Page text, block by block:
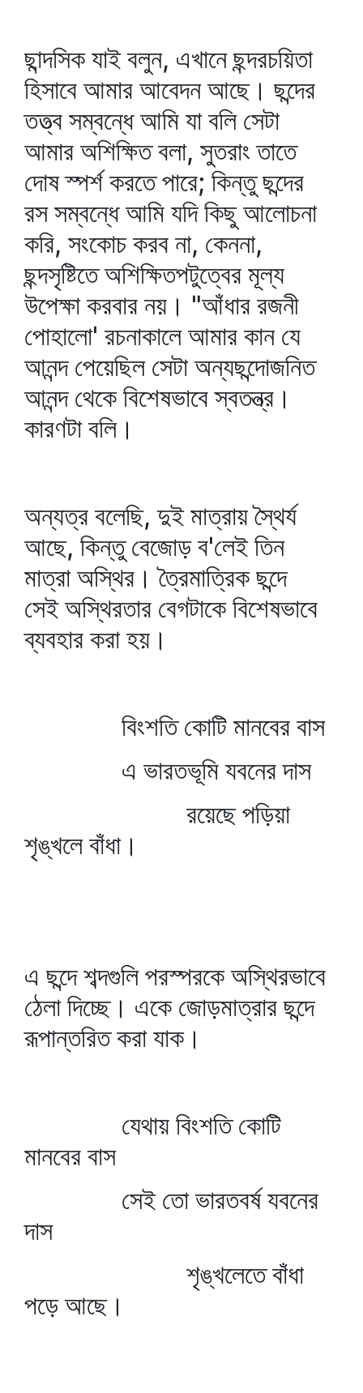
ছান্দসিক যাই বলুন, এখানে ছন্দরচয়িতা
হিসাবে আমার আবেদন আছে। ছন্দের
তত্ত্ব সম্বন্ধে আমি যা বলি সেটা
আমার অশিক্ষিত বলা, সুতরাং তাতে
দোষ স্পর্শ করতে পারে; কিন্তু ছন্দের
রস সম্বন্ধে আমি যদি কিছু আলোচনা
করি, সংকোচ করব না, কেননা,
ছন্দসৃষ্টিতে অশিক্ষিতপটুত্বের মূল্য
উপেক্ষা করবার নয়। "আঁধার রজনী
পোহালো' রচনাকালে আমার কান যে
আনন্দ পেয়েছিল সেটা অন্যছন্দোজনিত
আনন্দ থেকে বিশেষভাবে স্বতন্ত্র।
কারণটা বলি।
অন্যত্র বলেছি, দুই মাত্রায় স্থৈর্য
আছে, কিন্তু বেজোড় ব'লেই তিন
মাত্রা অস্থির। ত্রৈমাত্রিক ছন্দে
সেই অস্থিরতার বেগটাকে বিশেষভাবে
ব্যবহার করা হয়।
বিংশতি কোটি মানবের বাস
এ ভারতভূমি যবনের দাস
রয়েছে পড়িয়া
শৃঙ্খলে বাঁধা।
এ ছন্দে শব্দগুলি পরস্পরকে অস্থিরভাবে
ঠেলা দিচ্ছে। একে জোড়মাত্রার ছন্দে
রূপান্তরিত করা যাক।
যেথায় বিংশতি কোটি
মানবের বাস
সেই তো ভারতবর্ষ যবনের
দাস
শৃঙ্খলেতে বাঁধা
পড়ে আছে।